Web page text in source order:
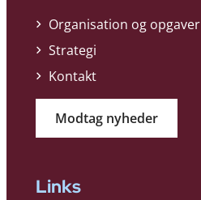
Organisation og opgaver
Strategi
Kontakt
Modtag nyheder
Links